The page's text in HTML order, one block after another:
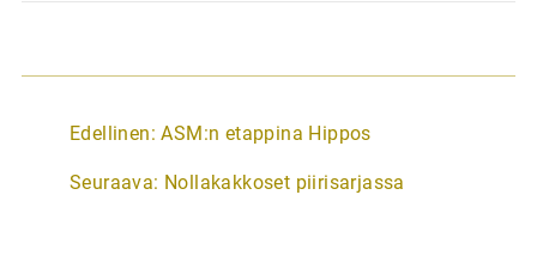
A
t
Edellinen: ASM:n etappina Hippos
Seuraava: Nollakakkoset piirisarjassa